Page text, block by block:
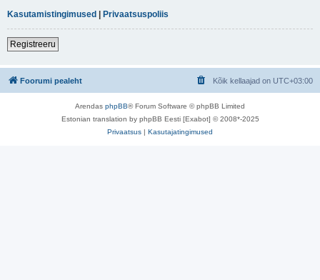
Kasutamistingimused | Privaatsuspoliis
Registreeru
Foorumi pealeht Kõik kellaajad on UTC+03:00
Arendas phpBB® Forum Software © phpBB Limited
Estonian translation by phpBB Eesti [Exabot] © 2008*-2025
Privaatsus | Kasutajatingimused